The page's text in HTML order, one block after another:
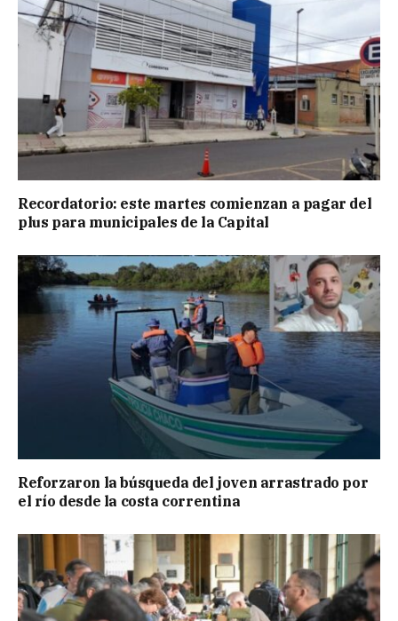
Recordatorio: este martes comienzan a pagar del
plus para municipales de la Capital
Reforzaron la búsqueda del joven arrastrado por
el río desde la costa correntina